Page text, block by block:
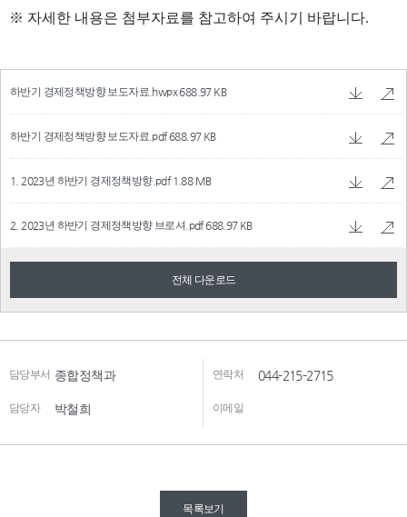
하반기 경제정책방향 보도자료.hwpx688.97 KB
하반기 경제정책방향 보도자료.pdf688.97 KB
1. 2023년 하반기 경제정책방향.pdf 1.88 MB
2. 2023년 하반기 경제정책방향 브로셔.pdf688.97 KB
전체 다운로드
담당부서 종합정책과 연락처 044-215-2715
담당자 박철희 이메일
목록보기